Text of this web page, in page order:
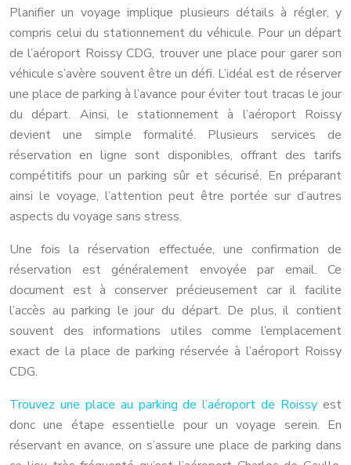
Planifier un voyage implique plusieurs détails à régler, y
compris celui du stationnement du véhicule. Pour un départ
de l’aéroport Roissy CDG, trouver une place pour garer son
véhicule s’avère souvent être un défi. L’idéal est de réserver
une place de parking à l’avance pour éviter tout tracas le jour
du départ. Ainsi, le stationnement à l’aéroport Roissy
devient une simple formalité. Plusieurs services de
réservation en ligne sont disponibles, offrant des tarifs
compétitifs pour un parking sûr et sécurisé. En préparant
ainsi le voyage, l’attention peut être portée sur d’autres
aspects du voyage sans stress.
Une fois la réservation effectuée, une confirmation de
réservation est généralement envoyée par email. Ce
document est à conserver précieusement car il facilite
l’accès au parking le jour du départ. De plus, il contient
souvent des informations utiles comme l’emplacement
exact de la place de parking réservée à l’aéroport Roissy
CDG.
Trouvez une place au parking de l’aéroport de Roissy est
donc une étape essentielle pour un voyage serein. En
réservant en avance, on s’assure une place de parking dans